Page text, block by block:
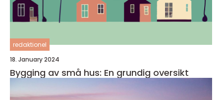
redaktionel
18. January 2024
Bygging av små hus: En grundig oversikt